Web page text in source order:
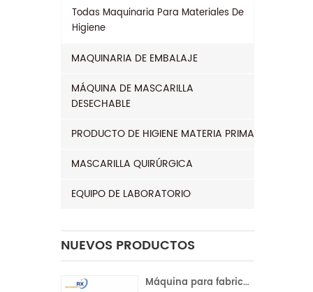
Todas Maquinaria Para Materiales De
Higiene
MAQUINARIA DE EMBALAJE
MÁQUINA DE MASCARILLA
DESECHABLE
PRODUCTO DE HIGIENE MATERIA PRIMA
MASCARILLA QUIRÚRGICA
EQUIPO DE LABORATORIO
NUEVOS PRODUCTOS
Máquina para fabricar compresas sanitarias con servocontrol completo para la India | Operación automática